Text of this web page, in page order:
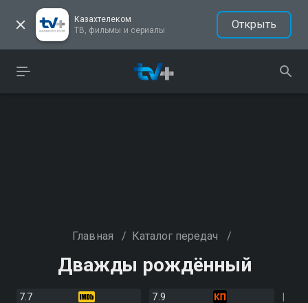
Казахтелеком
ТВ, фильмы и сериалы
Открыть
Главная / Каталог передач /
Дважды рождённый
7.7
7.9